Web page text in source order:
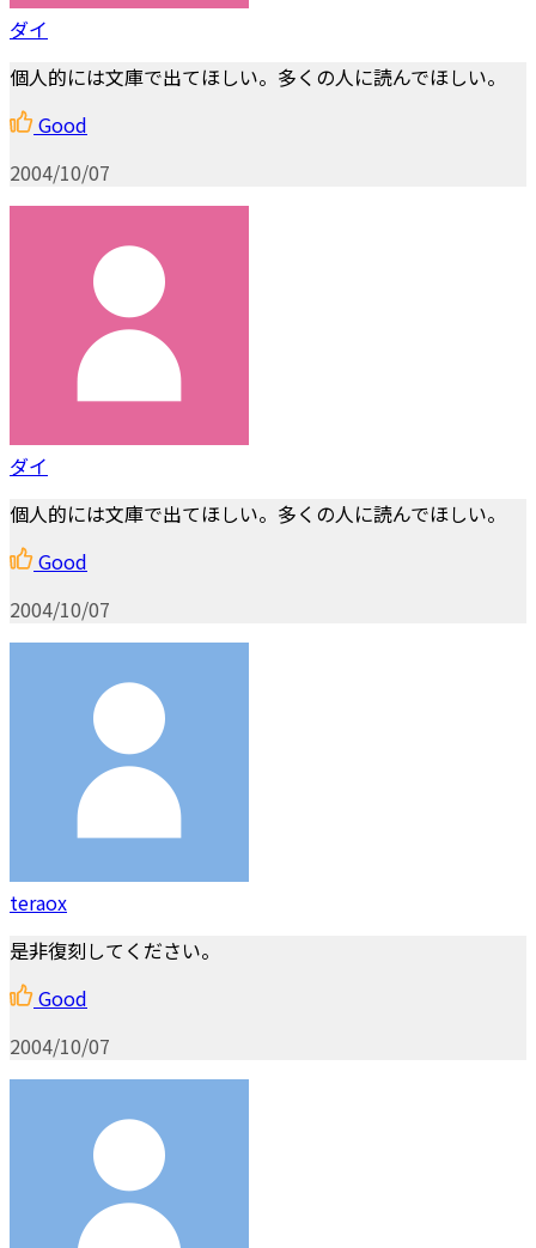
ダイ
個人的には文庫で出てほしい。多くの人に読んでほしい。
Good
2004/10/07
ダイ
個人的には文庫で出てほしい。多くの人に読んでほしい。
Good
2004/10/07
teraox
是非復刻してください。
Good
2004/10/07